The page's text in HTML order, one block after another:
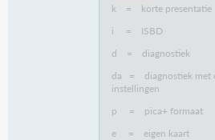
k = korte presentatie
i = ISBD
d = diagnostiek
da = diagnostiek met
instellingen
p = pica+ formaat
e = eigen kaart